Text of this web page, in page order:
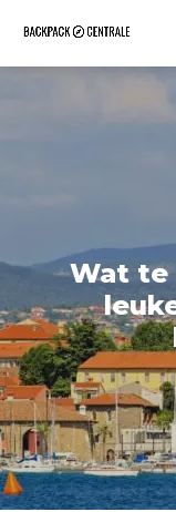
Wat te